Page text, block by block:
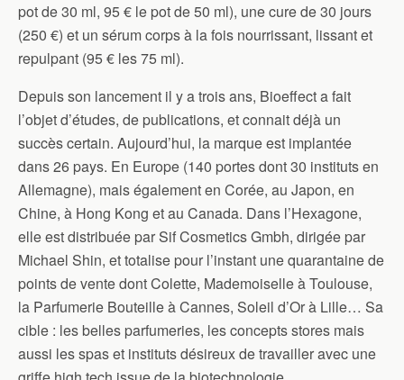
pot de 30 ml, 95 € le pot de 50 ml), une cure de 30 jours
(250 €) et un sérum corps à la fois nourrissant, lissant et
repulpant (95 € les 75 ml).
Depuis son lancement il y a trois ans, Bioeffect a fait
l’objet d’études, de publications, et connait déjà un
succès certain. Aujourd’hui, la marque est implantée
dans 26 pays. En Europe (140 portes dont 30 instituts en
Allemagne), mais également en Corée, au Japon, en
Chine, à Hong Kong et au Canada. Dans l’Hexagone,
elle est distribuée par Sif Cosmetics Gmbh, dirigée par
Michael Shin, et totalise pour l’instant une quarantaine de
points de vente dont Colette, Mademoiselle à Toulouse,
la Parfumerie Bouteille à Cannes, Soleil d’Or à Lille… Sa
cible : les belles parfumeries, les concepts stores mais
aussi les spas et instituts désireux de travailler avec une